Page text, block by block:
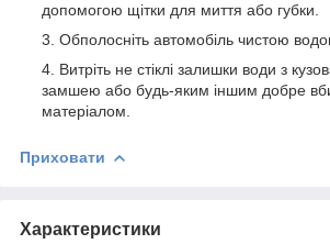
допомогою щітки для миття або губки.
Обполосніть автомобіль чистою
Витріть не стіклі залишки води з
замшею або будь-яким іншим добре
матеріалом.
Приховати
Характеристики